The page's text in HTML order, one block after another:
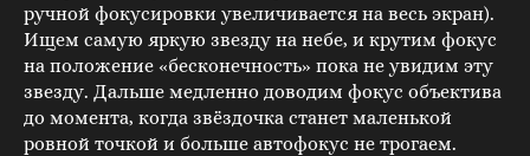
ручной фокусировки увеличивается на весь экран).
Ищем самую яркую звезду на небе, и крутим фокус
на положение «бесконечность» пока не увидим эту
звезду. Дальше медленно доводим фокус объектива
до момента, когда звёздочка станет маленькой
ровной точкой и больше автофокус не трогаем.